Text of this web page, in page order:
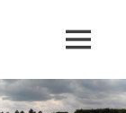
MENU